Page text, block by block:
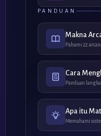
PANDUAN
Makna
Pahami 22
Cara
Panduan
Apa itu
Memahami